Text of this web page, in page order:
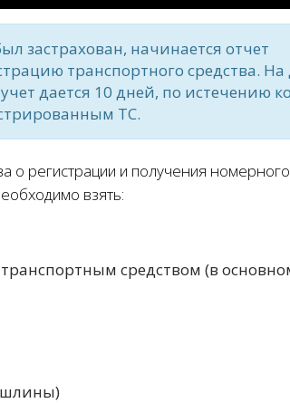
застрахован, начинается отчет
транспортного средства.
дается 10 дней, по истечению
ТС.
о регистрации и получения номерного
взять:
средством (в